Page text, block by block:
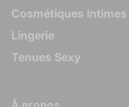
Cosmétiques intimes
Lingerie
Tenues Sexy